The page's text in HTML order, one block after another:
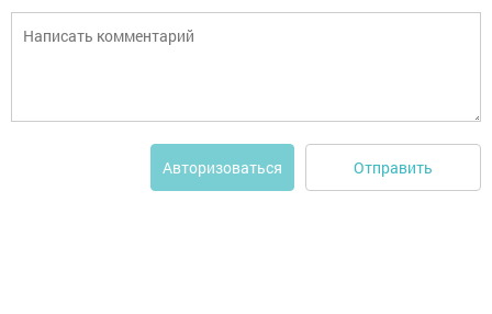
Авторизоваться Отправить